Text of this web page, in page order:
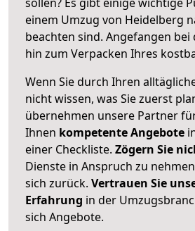
einem Umzug von Heidelberg
beachten sind. Angefangen bei
hin zum Verpacken Ihres
Wenn Sie durch Ihren
nicht wissen, was Sie zuerst
übernehmen unsere Partner
Ihnen kompetente Angebote
einer Checkliste. Zögern Sie
Dienste in Anspruch zu
sich zurück. Vertrauen Sie
Erfahrung in der
sich Angebote.